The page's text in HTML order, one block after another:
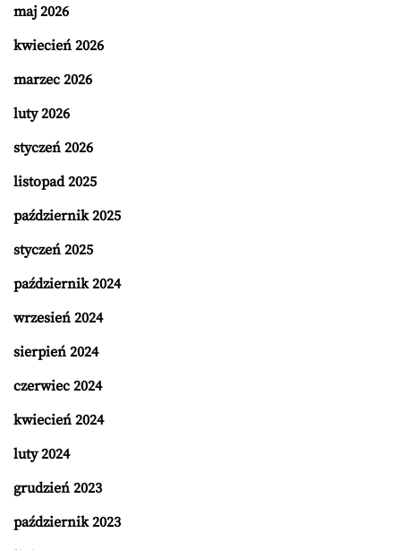
maj 2026
kwiecień 2026
marzec 2026
luty 2026
styczeń 2026
listopad 2025
październik 2025
styczeń 2025
październik 2024
wrzesień 2024
sierpień 2024
czerwiec 2024
kwiecień 2024
luty 2024
grudzień 2023
październik 2023